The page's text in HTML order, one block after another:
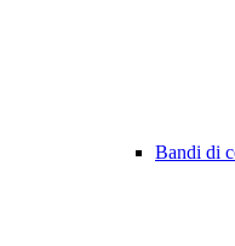
Bandi di